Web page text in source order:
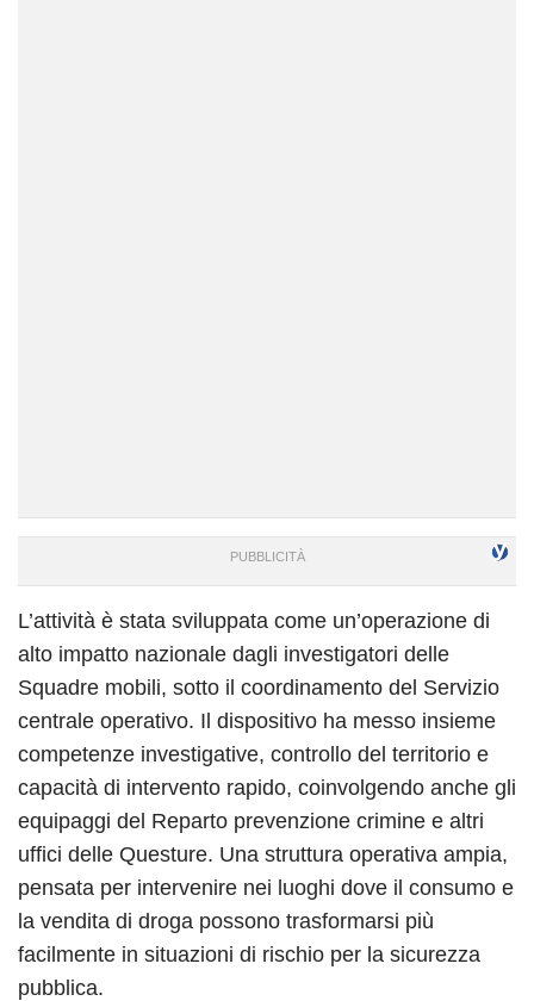
L’attività è stata sviluppata come un’operazione di
alto impatto nazionale dagli investigatori delle
Squadre mobili, sotto il coordinamento del Servizio
centrale operativo. Il dispositivo ha messo insieme
competenze investigative, controllo del territorio e
capacità di intervento rapido, coinvolgendo anche gli
equipaggi del Reparto prevenzione crimine e altri
uffici delle Questure. Una struttura operativa ampia,
pensata per intervenire nei luoghi dove il consumo e
la vendita di droga possono trasformarsi più
facilmente in situazioni di rischio per la sicurezza
pubblica.